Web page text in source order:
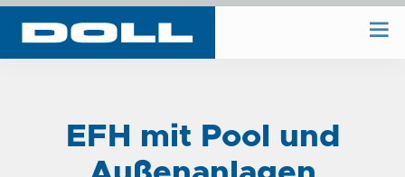
WIR PLANENEFH mit Pool und